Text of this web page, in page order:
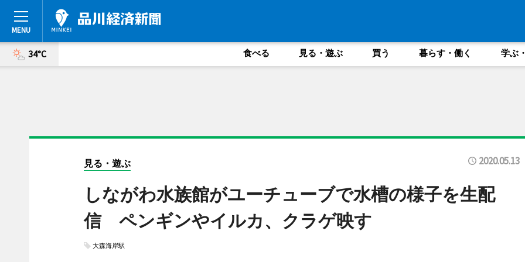
34°C 食べる 見る・遊ぶ 買う 暮らす・働く 学ぶ
見る・遊ぶ 2020.05.13
しながわ水族館がユーチューブで水槽の様子を生配
信 ペンギンやイルカ、クラゲ映す
大森海岸駅